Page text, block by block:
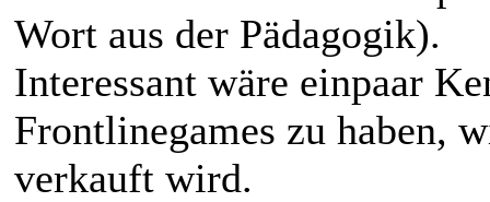
Wort aus der Pädagogik).
Interessant wäre einpaar
Frontlinegames zu haben,
verkauft wird.